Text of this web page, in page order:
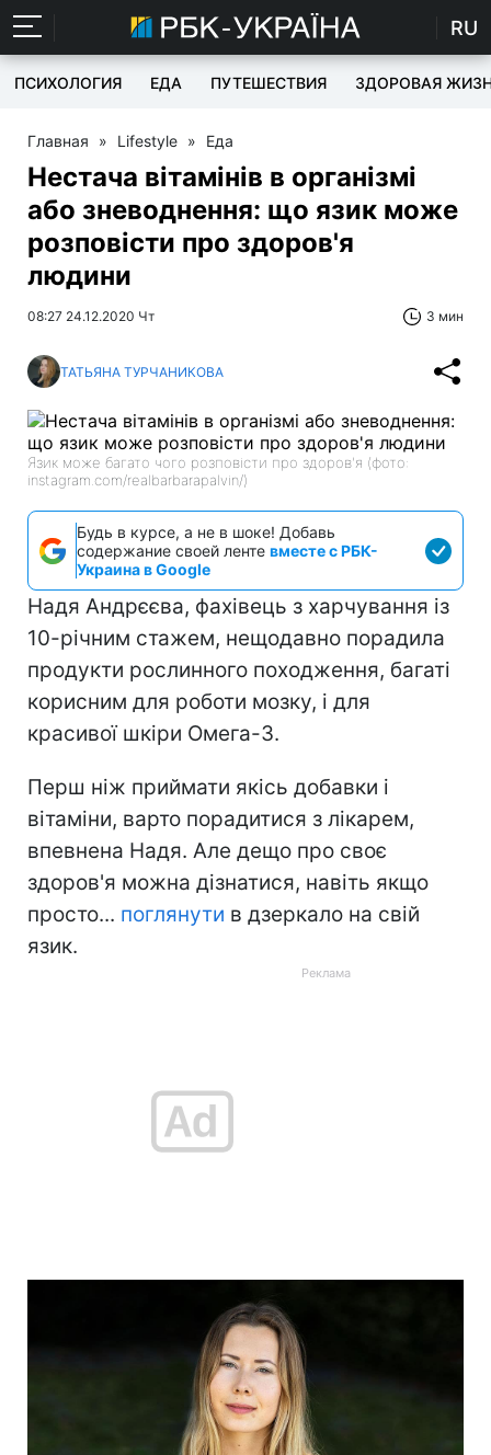
RU
ПСИХОЛОГИЯ ЕДА ПУТЕШЕСТВИЯ ЗДОРОВАЯ
Главная » Lifestyle » Еда
Нестача вітамінів в організмі
або зневоднення: що язик може
розповісти про здоров'я
людини
08:27 24.12.2020 Чт 3 мин
ТАТЬЯНА ТУРЧАНИКОВА
Язик може багато чого розповісти про здоров'я (фото:
instagram.com/realbarbarapalvin/)
Будь в курсе, а не в шоке! Добавь
содержание своей ленте вместе с РБК-
Украина в Google
Надя Андрєєва, фахівець з харчування із
10-річним стажем, нещодавно порадила
продукти рослинного походження, багаті
корисним для роботи мозку, і для
красивої шкіри Омега-3.
Перш ніж приймати якісь добавки і
вітаміни, варто порадитися з лікарем,
впевнена Надя. Але дещо про своє
здоров'я можна дізнатися, навіть якщо
просто... поглянути в дзеркало на свій
язик.